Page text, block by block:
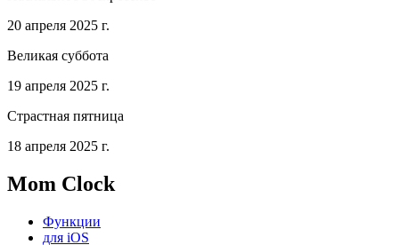
20 апреля 2025 г.
Великая суббота
19 апреля 2025 г.
Страстная пятница
18 апреля 2025 г.
Mom Clock
Функции
для iOS